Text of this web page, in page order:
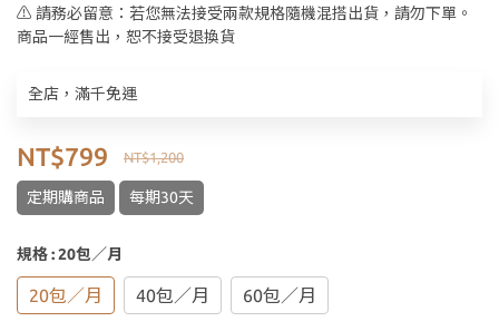
⚠️ 請務必留意：若您無法接受兩款規格隨機混搭出貨，請勿下單。
商品一經售出，恕不接受退換貨
全店，滿千免運
NT$1,200
NT$799
定期購商品 每期30天
規格: 20包／月
20包／月 40包／月 60包／月